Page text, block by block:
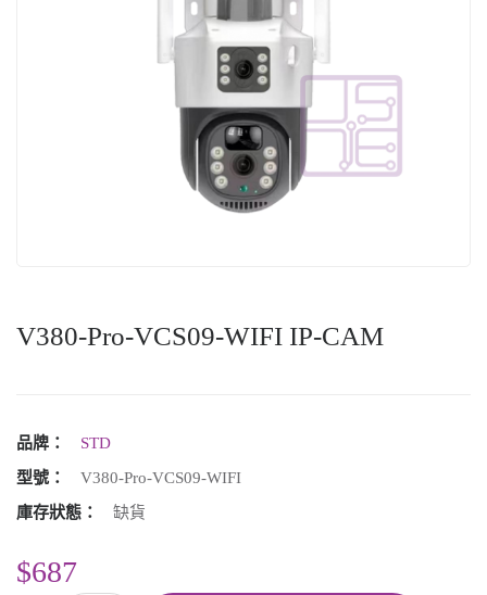
V380-Pro-VCS09-WIFI IP-CAM
品牌：
STD
型號：
V380-Pro-VCS09-WIFI
庫存狀態：
缺貨
$687